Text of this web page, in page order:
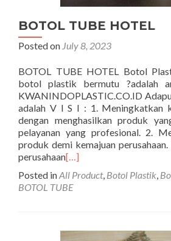
BOTOL TUBE HOTEL
Posted on July 8, 2023
BOTOL TUBE HOTEL Botol
botol plastik bermutu ?adalah
KWANINDOPLASTIC.CO.ID
adalah V I S I : 1. Meningkatkan
dengan menghasilkan produk
pelayanan yang profesional. 2.
produk demi kemajuan
perusahaan[…]
Posted inAll Product, Botol Plastik,
BOTOL TUBE